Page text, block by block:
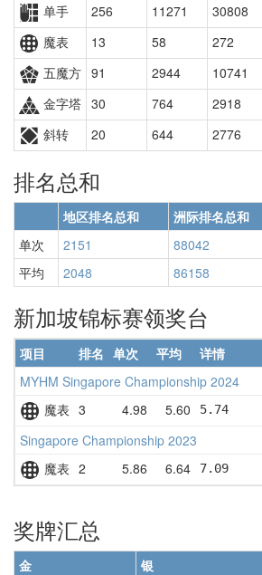
单手
256 11271 30808
魔表
13 58 272
五魔方 91 2944 10741
金字塔 30 764 2918
斜转
20 644 2776
排名总和
地区排名总和 洲际排名总和
单次
2151 88042
平均
2048 86158
新加坡锦标赛领奖台
项目 排名 单次 平均
详情
MYHM Singapore Championship 2024
魔表 3 4.98 5.60 5.74
Singapore Championship 2023
魔表 2 5.86 6.64 7.09
奖牌汇总
金 银